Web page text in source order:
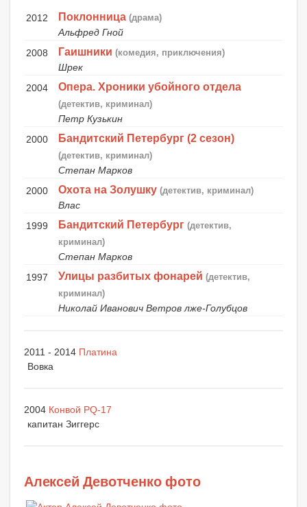
2012 Поклонница (драма)
Альфред Гной
2008
Гаишники (комедия, приключения)
Шрек
2004
Опера. Хроники убойного отдела
(детектив, криминал)
Петр Кузькин
2000
Бандитский Петербург (2 сезон)
(детектив, криминал)
Степан Марков
2000
Охота на Золушку (детектив, криминал)
Влас
1999
Бандитский Петербург (детектив,
криминал)
Степан Марков
1997
Улицы разбитых фонарей (детектив,
криминал)
Николай Иванович Ветров лже-Голубцов
2011 - 2014 Платина
Вовка
2004 Конвой PQ-17
капитан Зиггерс
Алексей Девотченко фото